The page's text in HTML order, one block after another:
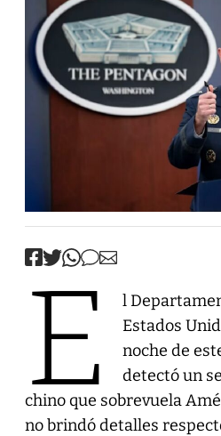
E
l
Estados
noche de
detectó un
chino que sobrevuela
no brindó detalles